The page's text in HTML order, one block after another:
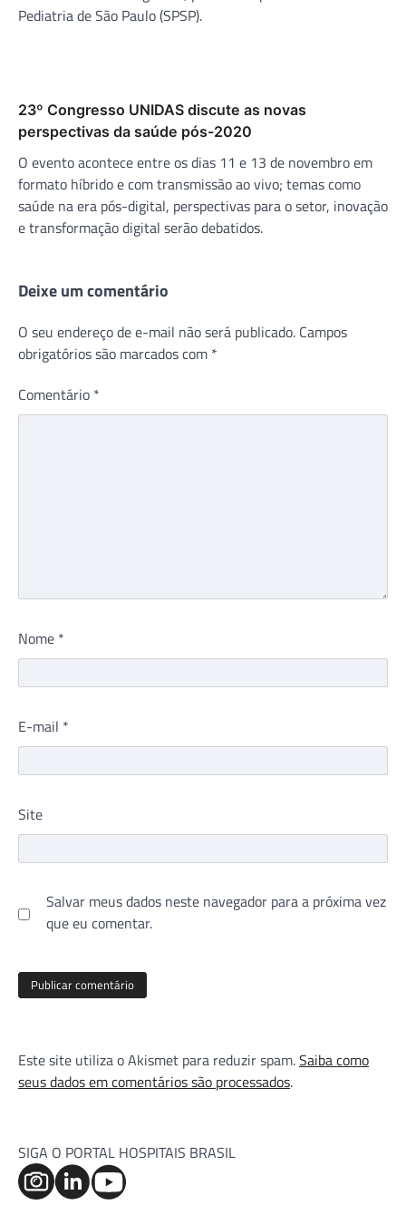
Pediatria de São Paulo (SPSP).
23º Congresso UNIDAS discute as novas
perspectivas da saúde pós-2020
O evento acontece entre os dias 11 e 13 de novembro em
formato híbrido e com transmissão ao vivo; temas como
saúde na era pós-digital, perspectivas para o setor, inovação
e transformação digital serão debatidos.
Deixe um comentário
O seu endereço de e-mail não será publicado. Campos
obrigatórios são marcados com *
Comentário *
Nome *
E-mail *
Site
Salvar meus dados neste navegador para a próxima vez
que eu comentar.
Este site utiliza o Akismet para reduzir spam.Saiba como
seus dados em comentários são processados.
SIGA O PORTAL HOSPITAIS BRASIL